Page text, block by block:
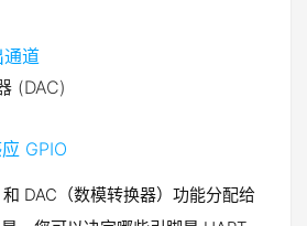
通道
(DAC)
GPIO
DAC（数模转换器）功能分配给